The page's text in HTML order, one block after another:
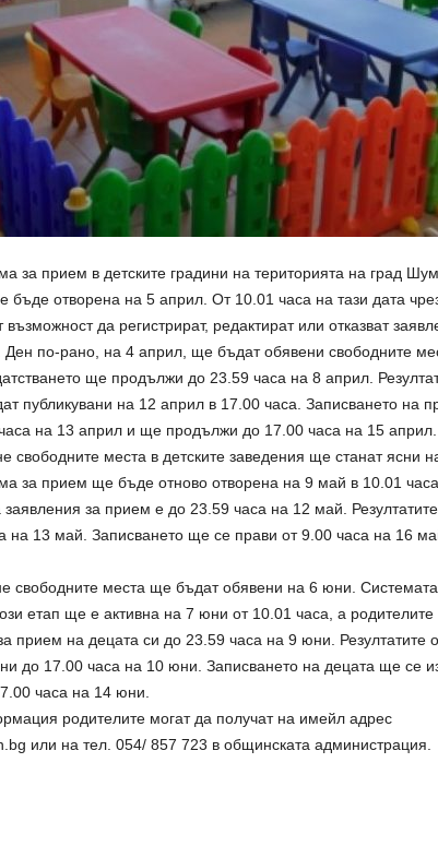
за прием в детските градини на територията на град
бъде отворена на 5 април. От 10.01 часа на тази дата
да регистрират, редактират или отказват
Ден по-рано, на 4 април, ще бъдат обявени свободните
ще продължи до 23.59 часа на 8 април.
публикувани на 12 април в 17.00 часа. Записването на
на 13 април и ще продължи до 17.00 часа на 15 април.
свободните места в детските заведения ще станат ясни
за прием ще бъде отново отворена на 9 май в 10.01
заявления за прием е до 23.59 часа на 12 май.
на 13 май. Записването ще се прави от 9.00 часа на 16
свободните места ще бъдат обявени на 6 юни.
етап ще е активна на 7 юни от 10.01 часа, а родителите
прием на децата си до 23.59 часа на 9 юни. Резултатите
до 17.00 часа на 10 юни. Записването на децата ще се
часа на 14 юни.
родителите могат да получат на имейл адрес
или на тел. 054/ 857 723 в общинската администрация.